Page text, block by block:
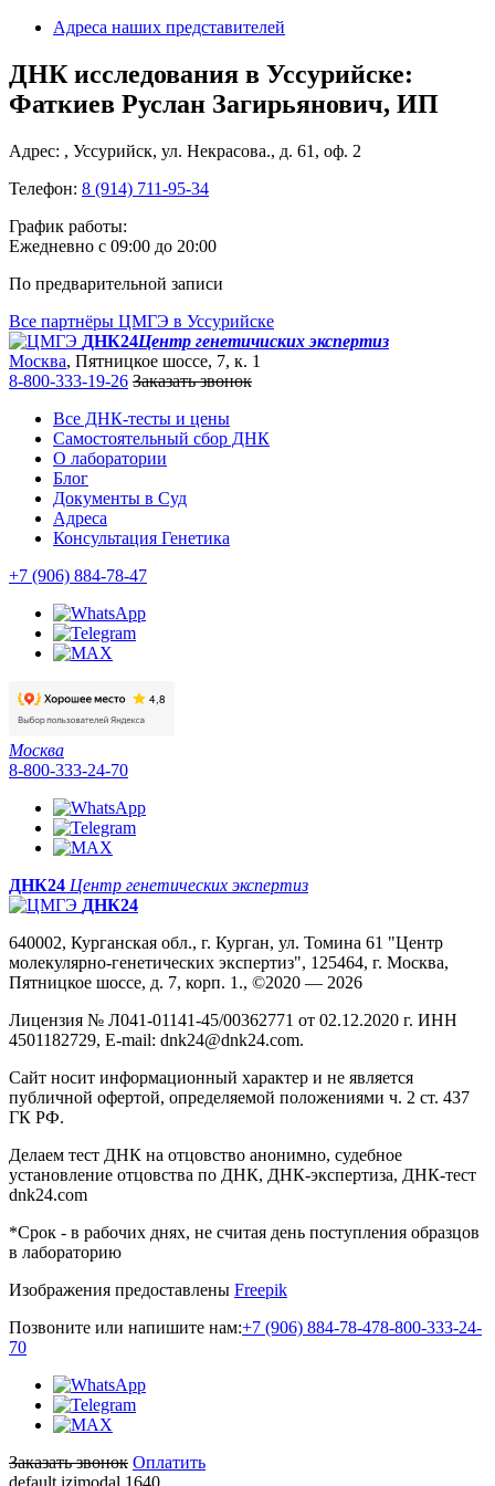
Адреса наших представителей
ДНК исследования в Уссурийске:
Фаткиев Руслан Загирьянович, ИП
Адрес: , Уссурийск, ул. Некрасова., д. 61, оф. 2
Телефон: 8 (914) 711-95-34
График работы:
Ежедневно с 09:00 до 20:00
По предварительной записи
Все партнёры ЦМГЭ в Уссурийске
ДНК24Центр генетичиских экспертиз
Москва, Пятницкое шоссе, 7, к. 1
8-800-333-19-26 Заказать звонок
Все ДНК-тесты и цены
Самостоятельный сбор ДНК
О лаборатории
Блог
Документы в Суд
Адреса
Консультация Генетика
+7 (906) 884-78-47
Москва
8-800-333-24-70
ДНК24 Центр генетических экспертиз
ДНК24
640002, Курганская обл., г. Курган, ул. Томина 61 "Центр
молекулярно-генетических экспертиз", 125464, г. Москва,
Пятницкое шоссе, д. 7, корп. 1., ©2020 — 2026
Лицензия № Л041-01141-45/00362771 от 02.12.2020 г. ИНН
4501182729, E-mail: dnk24@dnk24.com.
Сайт носит информационный характер и не является
публичной офертой, определяемой положениями ч. 2 ст. 437
ГК РФ.
Делаем тест ДНК на отцовство анонимно, судебное
установление отцовства по ДНК, ДНК-экспертиза, ДНК-тест
dnk24.com
*Срок - в рабочих днях, не считая день поступления образцов
в лабораторию
Изображения предоставлены Freepik
Позвоните или напишите нам:+7 (906) 884-78-478-800-333-24-
70
Заказать звонок Оплатить
default izimodal 1640